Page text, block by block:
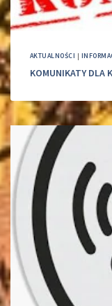
AKTUALNOŚCI |
KOMUNIKATY DLA